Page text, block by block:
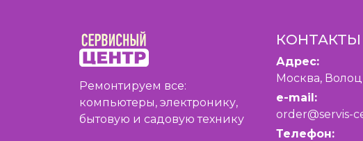
Ремонтируем все:
компьютеры, электронику,
бытовую и садовую технику
КОНТАКТЫ
Адрес:
Москва,
e-mail:
order@servis-
Телефон: